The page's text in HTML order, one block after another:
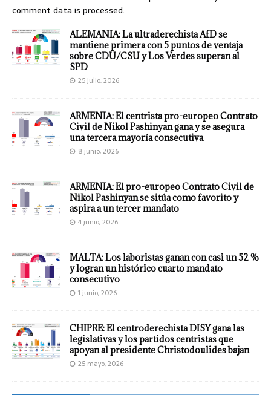
comment data is processed.
ALEMANIA: La ultraderechista AfD se
mantiene primera con 5 puntos de ventaja
sobre CDU/CSU y Los Verdes superan al
SPD
25 julio, 2026
ARMENIA: El centrista pro-europeo Contrato
Civil de Nikol Pashinyan gana y se asegura
una tercera mayoría consecutiva
8 junio, 2026
ARMENIA: El pro-europeo Contrato Civil de
Nikol Pashinyan se sitúa como favorito y
aspira a un tercer mandato
4 junio, 2026
MALTA: Los laboristas ganan con casi un 52 %
y logran un histórico cuarto mandato
consecutivo
1 junio, 2026
CHIPRE: El centroderechista DISY gana las
legislativas y los partidos centristas que
apoyan al presidente Christodoulides bajan
25 mayo, 2026